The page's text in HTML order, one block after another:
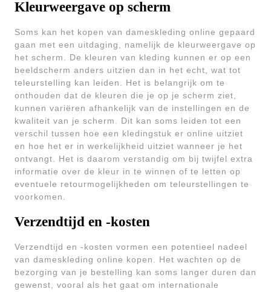
Kleurweergave op scherm
Soms kan het kopen van dameskleding online gepaard
gaan met een uitdaging, namelijk de kleurweergave op
het scherm. De kleuren van kleding kunnen er op een
beeldscherm anders uitzien dan in het echt, wat tot
teleurstelling kan leiden. Het is belangrijk om te
onthouden dat de kleuren die je op je scherm ziet,
kunnen variëren afhankelijk van de instellingen en de
kwaliteit van je scherm. Dit kan soms leiden tot een
verschil tussen hoe een kledingstuk er online uitziet
en hoe het er in werkelijkheid uitziet wanneer je het
ontvangt. Het is daarom verstandig om bij twijfel extra
informatie over de kleur in te winnen of te letten op
eventuele retourmogelijkheden om teleurstellingen te
voorkomen.
Verzendtijd en -kosten
Verzendtijd en -kosten vormen een potentieel nadeel
van dameskleding online kopen. Het wachten op de
bezorging van je bestelling kan soms langer duren dan
gewenst, vooral als het gaat om internationale